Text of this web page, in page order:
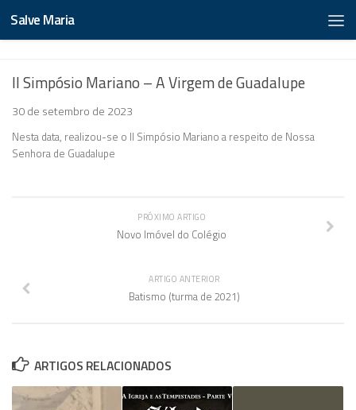
Salve Maria
II Simpósio Mariano – A Virgem de Guadalupe
30 de setembro de 2023
Nesta data, realizou-se o II Simpósio Mariano a respeito de Nossa
Senhora de Guadalupe
PRÓXIMO ARTIGO
Novo Imóvel do Colégio
ARTIGO ANTERIOR
Batismo (turma de 2021)
ARTIGOS RELACIONADOS